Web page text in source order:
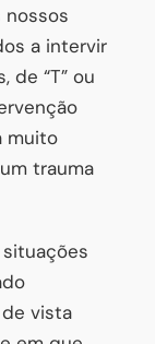
a intervir
de “T” ou
muito
trauma
vista